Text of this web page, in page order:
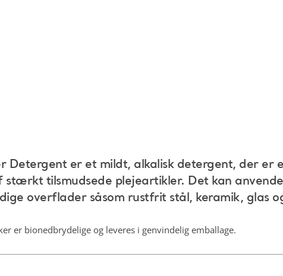
Detergent er et mildt, alkalisk detergent, der er
stærkt tilsmudsede plejeartikler. Det kan
overflader såsom rustfrit stål, keramik, glas
er bionedbrydelige og leveres i genvindelig emballage.